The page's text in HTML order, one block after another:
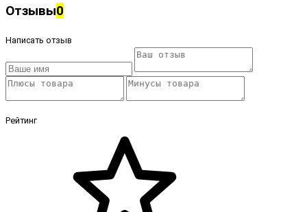
Отзывы0
Написать отзыв
Рейтинг